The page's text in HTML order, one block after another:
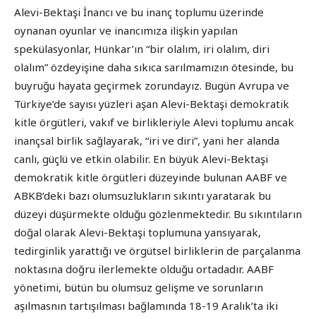
Alevi-Bektaşi İnancı ve bu inanç toplumu üzerinde
oynanan oyunlar ve inancımıza ilişkin yapılan
spekülasyonlar, Hünkar’ın “bir olalım, iri olalım, diri
olalım” özdeyişine daha sıkıca sarılmamızın ötesinde, bu
buyruğu hayata geçirmek zorundayız. Bugün Avrupa ve
Türkiye’de sayısı yüzleri aşan Alevi-Bektaşi demokratik
kitle örgütleri, vakıf ve birlikleriyle Alevi toplumu ancak
inançsal birlik sağlayarak, “iri ve diri”, yani her alanda
canlı, güçlü ve etkin olabilir. En büyük Alevi-Bektaşi
demokratik kitle örgütleri düzeyinde bulunan AABF ve
ABKB’deki bazı olumsuzlukların sıkıntı yaratarak bu
düzeyi düşürmekte olduğu gözlenmektedir. Bu sıkıntıların
doğal olarak Alevi-Bektaşi toplumuna yansıyarak,
tedirginlik yarattığı ve örgütsel birliklerin de parçalanma
noktasına doğru ilerlemekte olduğu ortadadır. AABF
yönetimi, bütün bu olumsuz gelişme ve sorunların
aşılmasnın tartışılması bağlamında 18-19 Aralık’ta iki